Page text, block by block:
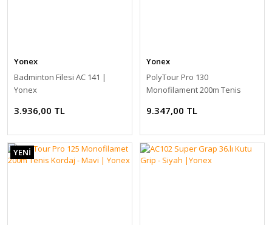
Yonex
Badminton Filesi AC 141 |
Yonex
3.936,00 TL
Yonex
PolyTour Pro 130
Monofilament 200m Tenis
9.347,00 TL
YENİ